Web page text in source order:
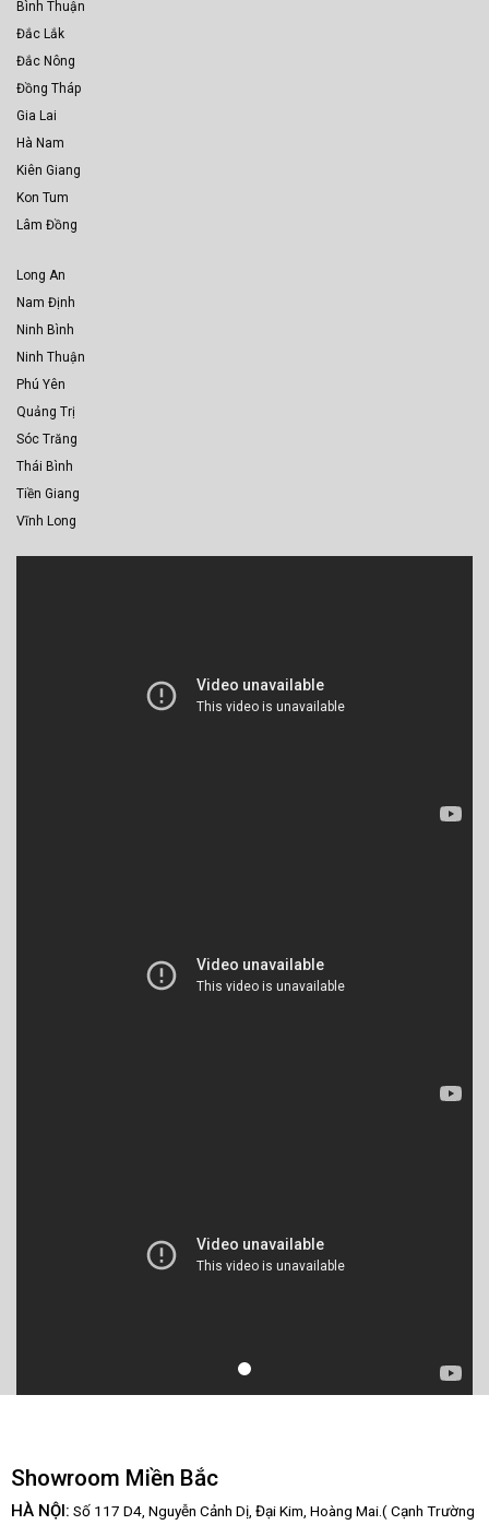
Bình Thuận
Đắc Lắk
Đắc Nông
Đồng Tháp
Gia Lai
Hà Nam
Kiên Giang
Kon Tum
Lâm Đồng
Long An
Nam Định
Ninh Bình
Ninh Thuận
Phú Yên
Quảng Trị
Sóc Trăng
Thái Bình
Tiền Giang
Vĩnh Long
Showroom Miền Bắc
HÀ NỘI: Số 117 D4, Nguyễn Cảnh Dị, Đại Kim, Hoàng Mai.( Cạnh Trường